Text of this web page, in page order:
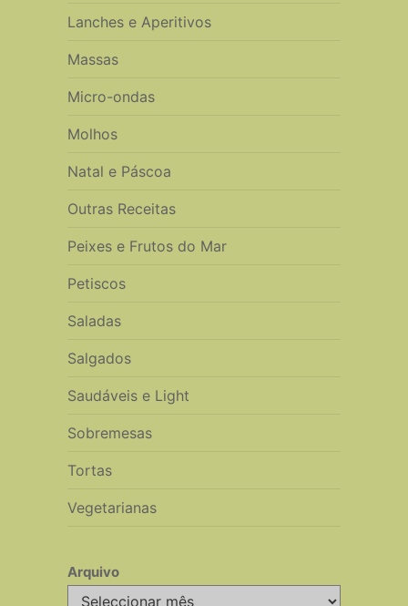
Lanches e Aperitivos
Massas
Micro-ondas
Molhos
Natal e Páscoa
Outras Receitas
Peixes e Frutos do Mar
Petiscos
Saladas
Salgados
Saudáveis e Light
Sobremesas
Tortas
Vegetarianas
Arquivo
Arquivo